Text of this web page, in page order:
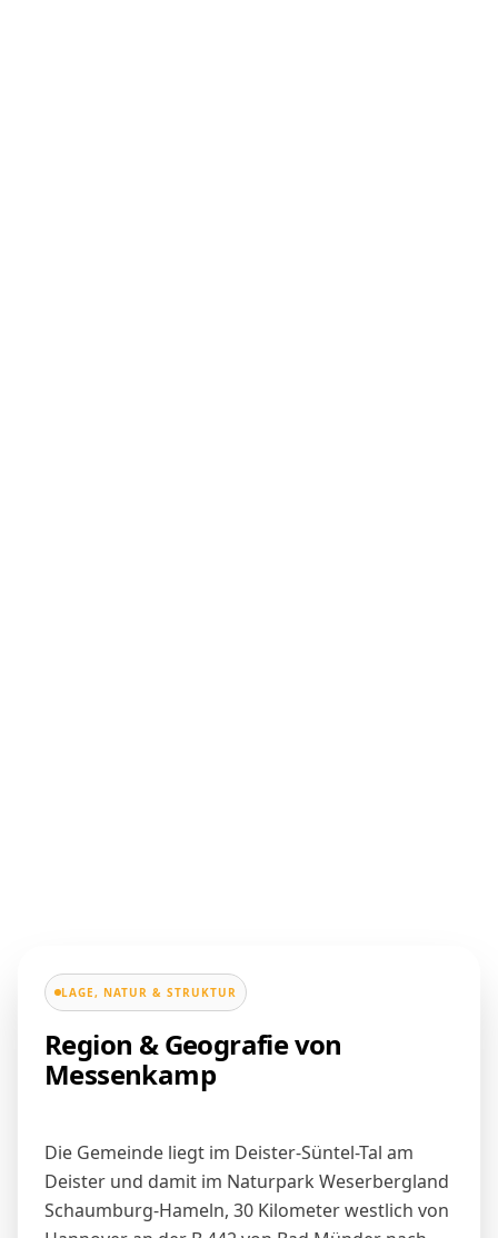
LAGE, NATUR & STRUKTUR
Region & Geografie von
Messenkamp
Die Gemeinde liegt im Deister-Süntel-Tal am
Deister und damit im Naturpark Weserbergland
Schaumburg-Hameln, 30 Kilometer westlich von